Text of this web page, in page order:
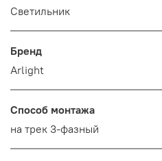
Светильник
Бренд
Arlight
Способ монтажа
на трек 3-фазный